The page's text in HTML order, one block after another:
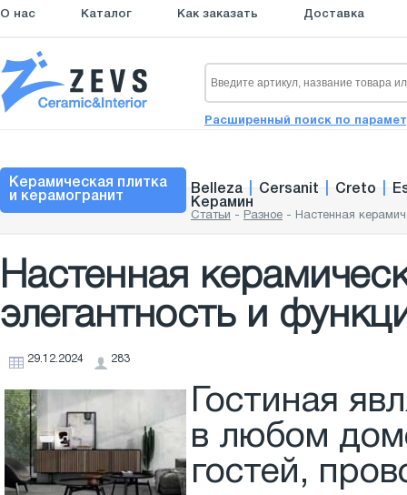
О нас Каталог Как заказать Доставка
Расширенный поиск по
Керамическая плитка
и керамогранит
Belleza Cersanit Creto
Керамин
Статьи - Разное - Настенная
Настенная
элегантность и
29.12.2024 283
Гостиная
в любом
гостей,